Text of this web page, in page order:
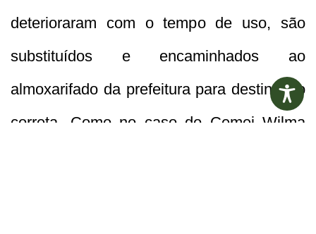
deterioraram com o tempo de uso, são
substituídos e encaminhados ao
almoxarifado da prefeitura para destinação
correta. Como no caso do Cemei Wilma